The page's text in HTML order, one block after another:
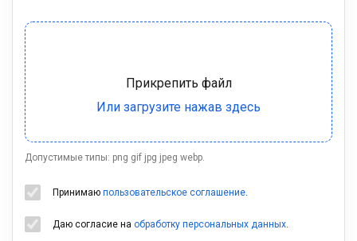
Допустимые типы: png gif jpg jpeg webp.
Принимаю пользовательское соглашение.
Даю согласие на обработку персональных данных.